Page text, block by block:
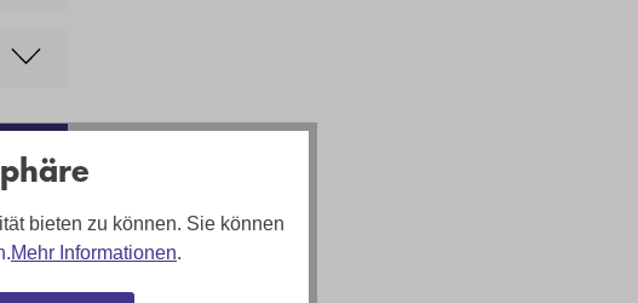
bieten zu können. Sie können
Mehr Informationen.